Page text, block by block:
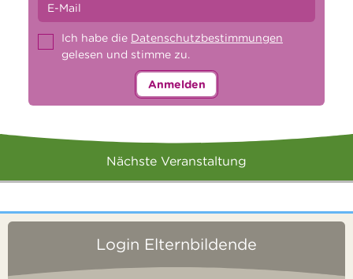
Ich habe die Datenschutzbestimmungen
gelesen und stimme zu.
Anmelden
Nächste Veranstaltung
Login Elternbildende